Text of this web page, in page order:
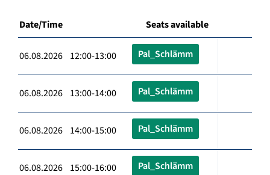
Date/Time Seats available
06.08.2026 12:00-13:00 Pal_Schlämm
06.08.2026 13:00-14:00 Pal_Schlämm
06.08.2026 14:00-15:00 Pal_Schlämm
06.08.2026 15:00-16:00 Pal_Schlämm